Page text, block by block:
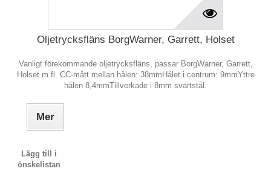
Oljetrycksfläns BorgWarner, Garrett, Holset
Vanligt förekommande oljetrycksfläns, passar BorgWarner, Garrett,
Holset m.fl. CC-mått mellan hålen: 38mmHålet i centrum: 9mmYttre
hålen 8,4mmTillverkade i 8mm svartstål.
Mer
Lägg till i
önskelistan